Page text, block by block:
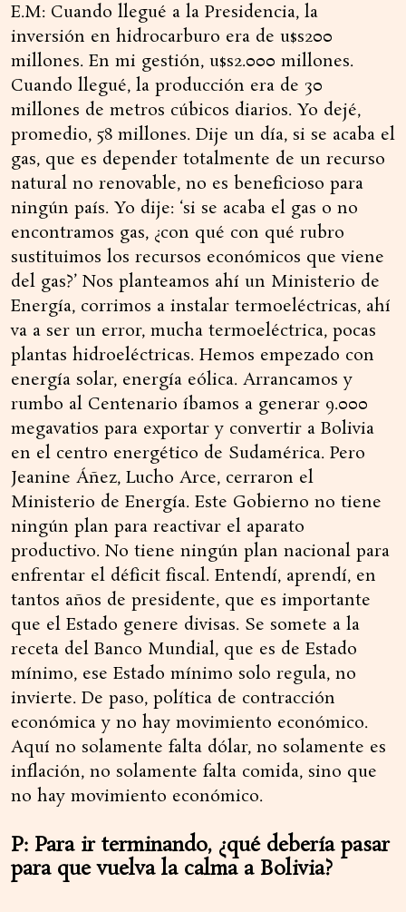
E.M: Cuando llegué a la Presidencia, la
inversión en hidrocarburo era de u$s200
millones. En mi gestión, u$s2.000 millones.
Cuando llegué, la producción era de 30
millones de metros cúbicos diarios. Yo dejé,
promedio, 58 millones. Dije un día, si se acaba el
gas, que es depender totalmente de un recurso
natural no renovable, no es beneficioso para
ningún país. Yo dije: ‘si se acaba el gas o no
encontramos gas, ¿con qué con qué rubro
sustituimos los recursos económicos que viene
del gas?’ Nos planteamos ahí un Ministerio de
Energía, corrimos a instalar termoeléctricas, ahí
va a ser un error, mucha termoeléctrica, pocas
plantas hidroeléctricas. Hemos empezado con
energía solar, energía eólica. Arrancamos y
rumbo al Centenario íbamos a generar 9.000
megavatios para exportar y convertir a Bolivia
en el centro energético de Sudamérica. Pero
Jeanine Áñez, Lucho Arce, cerraron el
Ministerio de Energía. Este Gobierno no tiene
ningún plan para reactivar el aparato
productivo. No tiene ningún plan nacional para
enfrentar el déficit fiscal. Entendí, aprendí, en
tantos años de presidente, que es importante
que el Estado genere divisas. Se somete a la
receta del Banco Mundial, que es de Estado
mínimo, ese Estado mínimo solo regula, no
invierte. De paso, política de contracción
económica y no hay movimiento económico.
Aquí no solamente falta dólar, no solamente es
inflación, no solamente falta comida, sino que
no hay movimiento económico.
P: Para ir terminando, ¿qué debería pasar
para que vuelva la calma a Bolivia?